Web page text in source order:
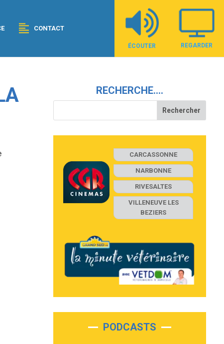
CONTACT
ÉCOUTER REGARDER
RECHERCHE….
CARCASSONNE
NARBONNE
RIVESALTES
VILLENEUVE LES
BEZIERS
PODCASTS